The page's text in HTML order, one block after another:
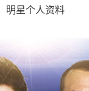
明星个人资料